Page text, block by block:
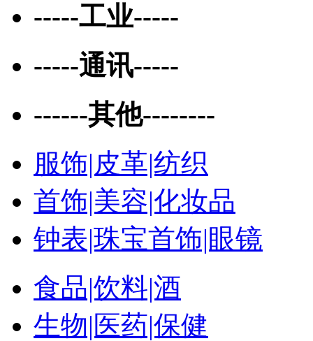
-----工业-----
-----通讯-----
------其他--------
服饰|皮革|纺织
首饰|美容|化妆品
钟表|珠宝首饰|眼镜
食品|饮料|酒
生物|医药|保健